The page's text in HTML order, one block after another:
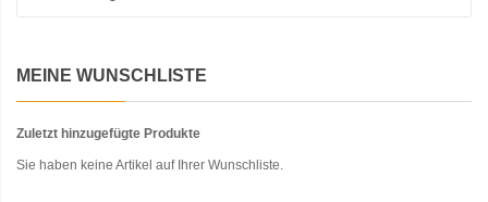
MEINE WUNSCHLISTE
Zuletzt hinzugefügte Produkte
Sie haben keine Artikel auf Ihrer Wunschliste.